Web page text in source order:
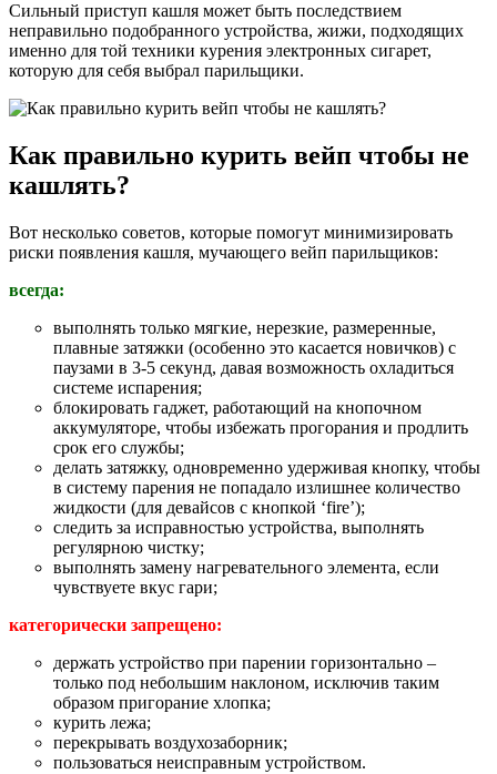
Сильный приступ кашля может быть последствием
неправильно подобранного устройства, жижи, подходящих
именно для той техники курения электронных сигарет,
которую для себя выбрал парильщики.
Как правильно курить вейп чтобы не
кашлять?
Вот несколько советов, которые помогут минимизировать
риски появления кашля, мучающего вейп парильщиков:
всегда:
выполнять только мягкие, нерезкие, размеренные,
плавные затяжки (особенно это касается новичков) с
паузами в 3-5 секунд, давая возможность охладиться
системе испарения;
блокировать гаджет, работающий на кнопочном
аккумуляторе, чтобы избежать прогорания и продлить
срок его службы;
делать затяжку, одновременно удерживая кнопку, чтобы
в систему парения не попадало излишнее количество
жидкости (для девайсов с кнопкой ‘fire’);
следить за исправностью устройства, выполнять
регулярною чистку;
выполнять замену нагревательного элемента, если
чувствуете вкус гари;
категорически запрещено:
держать устройство при парении горизонтально –
только под небольшим наклоном, исключив таким
образом пригорание хлопка;
курить лежа;
перекрывать воздухозаборник;
пользоваться неисправным устройством.